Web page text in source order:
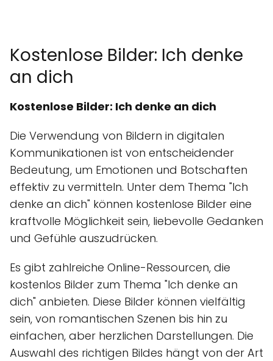
Kostenlose Bilder: Ich denke
an dich
Kostenlose Bilder: Ich denke an dich
Die Verwendung von Bildern in digitalen
Kommunikationen ist von entscheidender
Bedeutung, um Emotionen und Botschaften
effektiv zu vermitteln. Unter dem Thema "Ich
denke an dich" können kostenlose Bilder eine
kraftvolle Möglichkeit sein, liebevolle Gedanken
und Gefühle auszudrücken.
Es gibt zahlreiche Online-Ressourcen, die
kostenlos Bilder zum Thema "Ich denke an
dich" anbieten. Diese Bilder können vielfältig
sein, von romantischen Szenen bis hin zu
einfachen, aber herzlichen Darstellungen. Die
Auswahl des richtigen Bildes hängt von der Art